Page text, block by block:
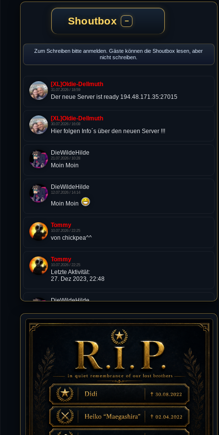
Shoutbox −
Zum Schreiben bitte anmelden. Gäste können die Shoutbox lesen, aber
nicht schreiben.
[XL]Oldie-Dellmuth
31.07.2026 / 18:59
Der neue Server ist ready 194.48.171.35:27015
[XL]Oldie-Dellmuth
30.07.2026 / 16:08
Hier folgen Info´s über den neuen Server !!!
DieWildeHilde
21.07.2026 / 10:28
Moin Moin
DieWildeHilde
12.07.2026 / 14:14
Moin Moin
Tommy
10.07.2026 / 22:25
von chickpea^^
Tommy
10.07.2026 / 22:25
Letzte Aktivität:
27. Dez 2023, 22:48
DieWildeHilde
10.07.2026 / 10:08
Hallo meine Lieben!
Isimiyaki
Alles gute chickpea
Mojochilla
02.07.2026 / 15:53
Was geht aaaaaaaaaaaab